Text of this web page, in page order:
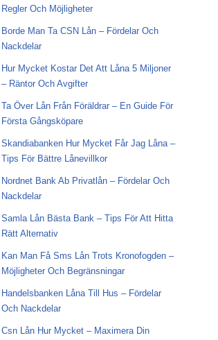
Regler Och Möjligheter
Borde Man Ta CSN Lån – Fördelar Och
Nackdelar
Hur Mycket Kostar Det Att Låna 5 Miljoner
– Räntor Och Avgifter
Ta Över Lån Från Föräldrar – En Guide För
Första Gångsköpare
Skandiabanken Hur Mycket Får Jag Låna –
Tips För Bättre Lånevillkor
Nordnet Bank Ab Privatlån – Fördelar Och
Nackdelar
Samla Lån Bästa Bank – Tips För Att Hitta
Rätt Alternativ
Kan Man Få Sms Lån Trots Kronofogden –
Möjligheter Och Begränsningar
Handelsbanken Låna Till Hus – Fördelar
Och Nackdelar
Csn Lån Hur Mycket – Maximera Din